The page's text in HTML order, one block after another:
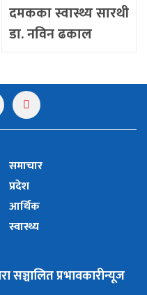
दमकका स्वास्थ्य सारथी
डा. नविन ढकाल
समाचार
प्रदेश
आर्थिक
स्वास्थ्य
सञ्चालित प्रभावकारीन्यूज